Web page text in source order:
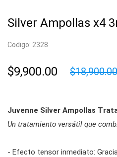
Silver Ampollas x4
Codigo: 2328
$9,900.00 $18,900.00
Juvenne Silver Ampollas
Un tratamiento versátil que
- Efecto tensor inmediato: